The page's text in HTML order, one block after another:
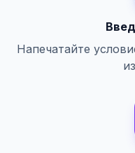
Напечатайте